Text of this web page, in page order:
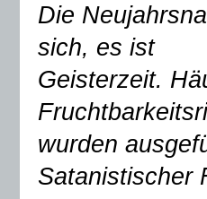
Die
sich, es ist
Geisterzeit.
wurden
Satanistischer